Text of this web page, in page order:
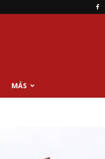
MÁS